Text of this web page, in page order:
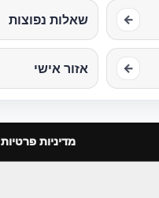
← שאלות נפוצות
← אזור אישי
מדיניות פרטיות